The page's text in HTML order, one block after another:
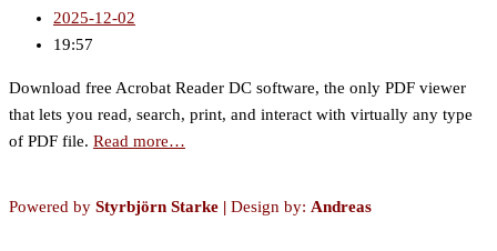
2025-12-02
19:57
Download free Acrobat Reader DC software, the only PDF viewer
that lets you read, search, print, and interact with virtually any type
of PDF file. Read more…
Powered by Styrbjörn Starke | Design by: Andreas